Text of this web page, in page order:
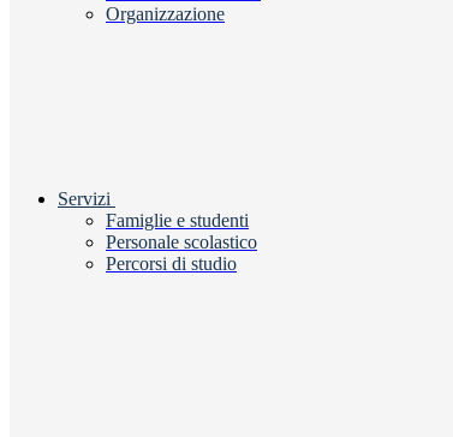
Organizzazione
Servizi
Famiglie e studenti
Personale scolastico
Percorsi di studio